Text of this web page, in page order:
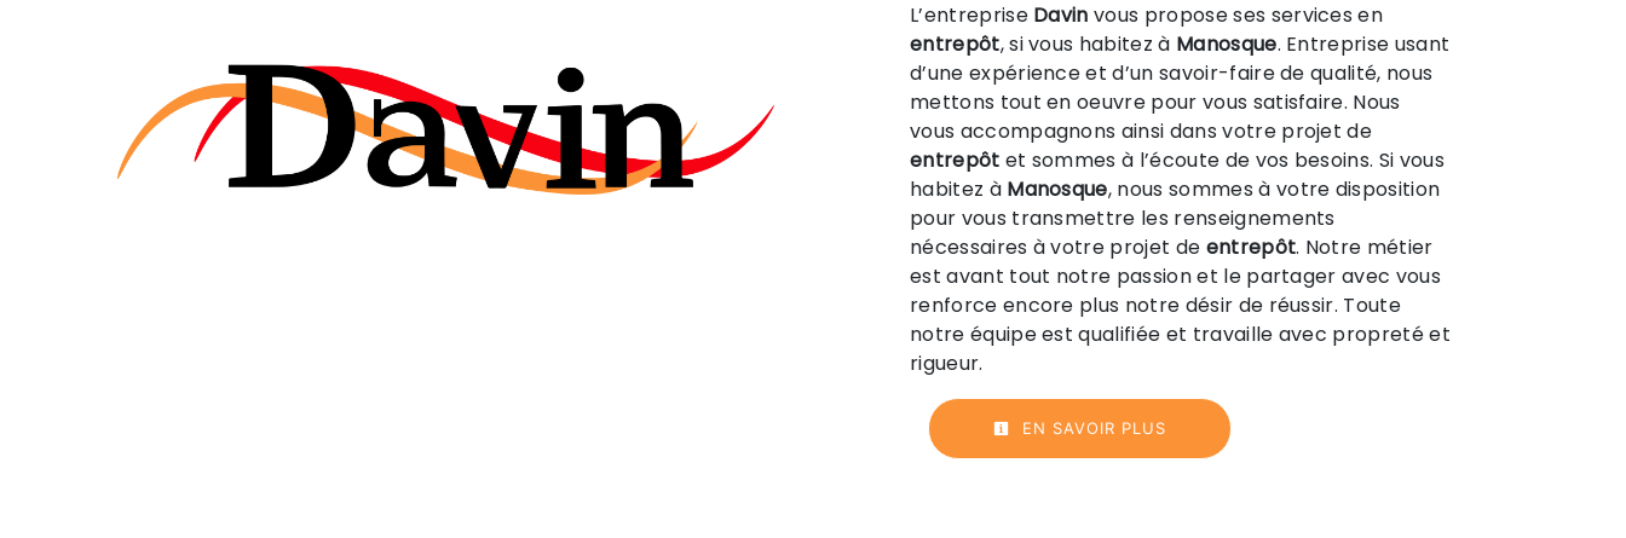
L’entreprise Davin vous propose ses services en
entrepôt, si vous habitez à Manosque. Entreprise usant
d’une expérience et d’un savoir-faire de qualité, nous
mettons tout en oeuvre pour vous satisfaire. Nous
vous accompagnons ainsi dans votre projet de
entrepôt et sommes à l’écoute de vos besoins. Si vous
habitez à Manosque, nous sommes à votre disposition
pour vous transmettre les renseignements
nécessaires à votre projet de entrepôt. Notre métier
est avant tout notre passion et le partager avec vous
renforce encore plus notre désir de réussir. Toute
notre équipe est qualifiée et travaille avec propreté et
rigueur.
EN SAVOIR PLUS